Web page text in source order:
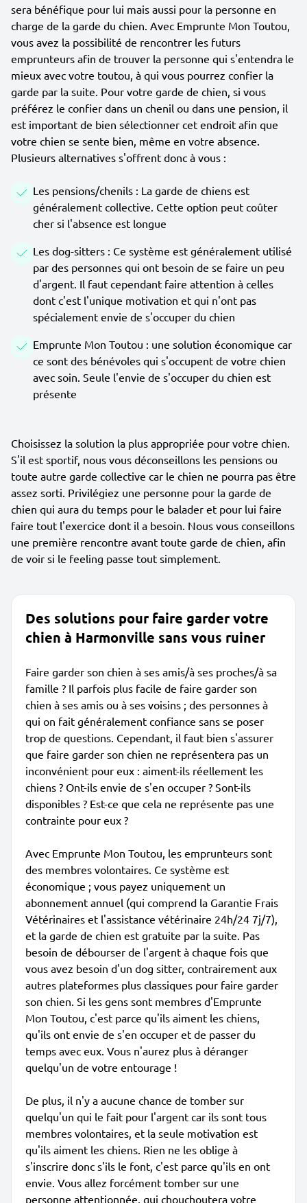
sera bénéfique pour lui mais aussi pour la personne en
charge de la garde du chien. Avec Emprunte Mon Toutou,
vous avez la possibilité de rencontrer les futurs
emprunteurs afin de trouver la personne qui s'entendra le
mieux avec votre toutou, à qui vous pourrez confier la
garde par la suite. Pour votre garde de chien, si vous
préférez le confier dans un chenil ou dans une pension, il
est important de bien sélectionner cet endroit afin que
votre chien se sente bien, même en votre absence.
Plusieurs alternatives s'offrent donc à vous :
Les pensions/chenils : La garde de chiens est
généralement collective. Cette option peut coûter
cher si l'absence est longue
Les dog-sitters : Ce système est généralement utilisé
par des personnes qui ont besoin de se faire un peu
d'argent. Il faut cependant faire attention à celles
dont c'est l'unique motivation et qui n'ont pas
spécialement envie de s'occuper du chien
Emprunte Mon Toutou : une solution économique car
ce sont des bénévoles qui s'occupent de votre chien
avec soin. Seule l'envie de s'occuper du chien est
présente
Choisissez la solution la plus appropriée pour votre chien.
S'il est sportif, nous vous déconseillons les pensions ou
toute autre garde collective car le chien ne pourra pas être
assez sorti. Privilégiez une personne pour la garde de
chien qui aura du temps pour le balader et pour lui faire
faire tout l'exercice dont il a besoin. Nous vous conseillons
une première rencontre avant toute garde de chien, afin
de voir si le feeling passe tout simplement.
Des solutions pour faire garder votre
chien à Harmonville sans vous ruiner
Faire garder son chien à ses amis/à ses proches/à sa
famille ? Il parfois plus facile de faire garder son
chien à ses amis ou à ses voisins ; des personnes à
qui on fait généralement confiance sans se poser
trop de questions. Cependant, il faut bien s'assurer
que faire garder son chien ne représentera pas un
inconvénient pour eux : aiment-ils réellement les
chiens ? Ont-ils envie de s'en occuper ? Sont-ils
disponibles ? Est-ce que cela ne représente pas une
contrainte pour eux ?
Avec Emprunte Mon Toutou, les emprunteurs sont
des membres volontaires. Ce système est
économique ; vous payez uniquement un
abonnement annuel (qui comprend la Garantie Frais
Vétérinaires et l'assistance vétérinaire 24h/24 7j/7),
et la garde de chien est gratuite par la suite. Pas
besoin de débourser de l'argent à chaque fois que
vous avez besoin d'un dog sitter, contrairement aux
autres plateformes plus classiques pour faire garder
son chien. Si les gens sont membres d'Emprunte
Mon Toutou, c'est parce qu'ils aiment les chiens,
qu'ils ont envie de s'en occuper et de passer du
temps avec eux. Vous n'aurez plus à déranger
quelqu'un de votre entourage !
De plus, il n'y a aucune chance de tomber sur
quelqu'un qui le fait pour l'argent car ils sont tous
membres volontaires, et la seule motivation est
qu'ils aiment les chiens. Rien ne les oblige à
s'inscrire donc s'ils le font, c'est parce qu'ils en ont
envie. Vous allez forcément tomber sur une
personne attentionnée, qui chouchoutera votre